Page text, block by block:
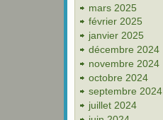
mars 2025
février 2025
janvier 2025
décembre 2024
novembre 2024
octobre 2024
septembre 2024
juillet 2024